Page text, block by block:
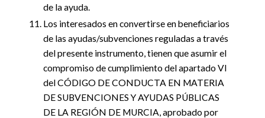
de la ayuda.
Los interesados en convertirse en beneficiarios
de las ayudas/subvenciones reguladas a través
del presente instrumento, tienen que asumir el
compromiso de cumplimiento del apartado VI
del CÓDIGO DE CONDUCTA EN MATERIA
DE SUBVENCIONES Y AYUDAS PÚBLICAS
DE LA REGIÓN DE MURCIA, aprobado por